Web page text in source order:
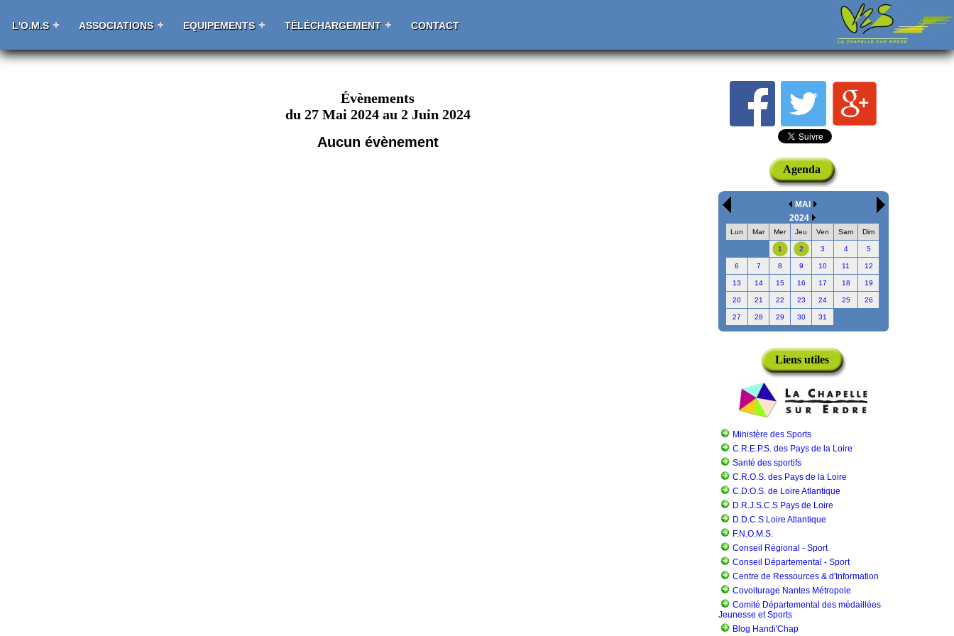
L'O.M.S ASSOCIATIONS EQUIPEMENTS TÉLÉCHARGEMENT CONTACT
Évènements
du 27 Mai 2024 au 2 Juin 2024
Aucun évènement
Agenda
MAI
2024
Lun Mar Mer Jeu Ven Sam Dim
1 2 3 4 5
6 7 8 9 10 11 12
13 14 15 16 17 18 19
20 21 22 23 24 25 26
27 28 29 30 31
Liens utiles
Ministère des Sports
C.R.E.P.S. des Pays de la Loire
Santé des sportifs
C.R.O.S. des Pays de la Loire
C.D.O.S. de Loire Atlantique
D.R.J.S.C.S Pays de Loire
D.D.C.S Loire Atlantique
F.N.O.M.S.
Conseil Régional - Sport
Conseil Départemental - Sport
Centre de Ressources & d'Information
Covoiturage Nantes Métropole
Comité Départemental des médaillées
Jeunesse et Sports
Blog Handi'Chap